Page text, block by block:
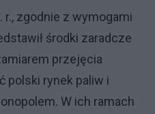
r., zgodnie z wymogami
środki zaradcze
przejęcia
polski rynek paliw i
W ich ramach